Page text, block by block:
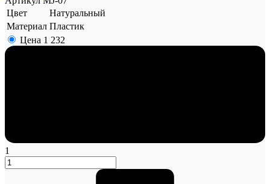
Цвет
Натуральный
Материал Пластик
Цена 1 232
1